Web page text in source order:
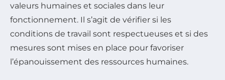
valeurs humaines et sociales dans leur
fonctionnement. Il s’agit de vérifier si les
conditions de travail sont respectueuses et si des
mesures sont mises en place pour favoriser
l’épanouissement des ressources humaines.